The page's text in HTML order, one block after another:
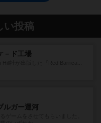
い投稿
－ド工場
ルガー運河